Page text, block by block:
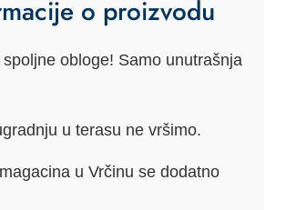
o proizvodu
obloge! Samo unutrašnja
u terasu ne vršimo.
u Vrčinu se dodatno